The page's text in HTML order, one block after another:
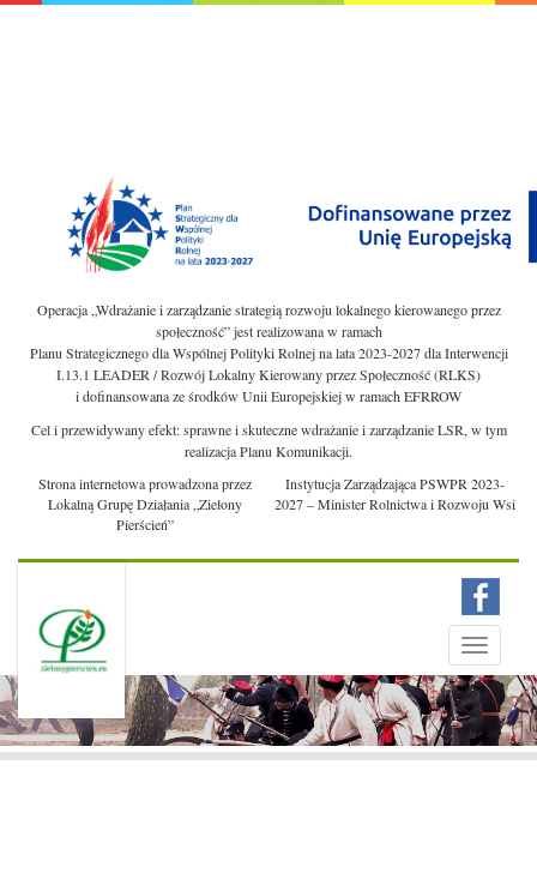
Operacja „Wdrażanie i zarządzanie strategią rozwoju lokalnego kierowanego przez
społeczność” jest realizowana w ramach
Planu Strategicznego dla Wspólnej Polityki Rolnej na lata 2023-2027 dla Interwencji
I.13.1 LEADER / Rozwój Lokalny Kierowany przez Społeczność (RLKS)
i dofinansowana ze środków Unii Europejskiej w ramach EFRROW
Cel i przewidywany efekt: sprawne i skuteczne wdrażanie i zarządzanie LSR, w tym
realizacja Planu Komunikacji.
Strona internetowa prowadzona przez
Lokalną Grupę Działania „Zielony
Pierścień”
Instytucja Zarządzająca PSWPR 2023-
2027 – Minister Rolnictwa i Rozwoju Wsi
Toggle
Menu